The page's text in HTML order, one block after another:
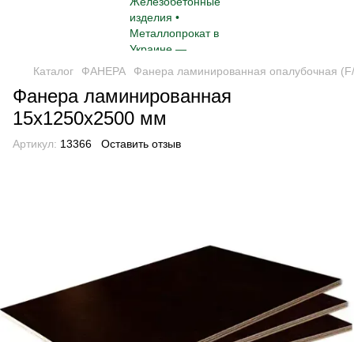
Каталог ФАНЕРА Фанера ламинированная опалубочная
Фанера ламинированная
15х1250х2500 мм
Артикул: 13366 Оставить отзыв